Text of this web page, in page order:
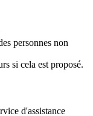
personnes non
si cela est proposé.
d'assistance